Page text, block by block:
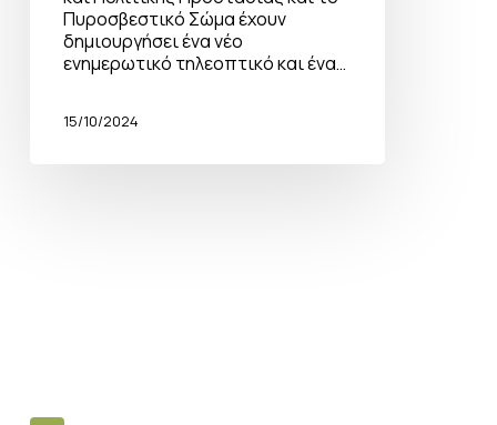
Πυροσβεστικό Σώμα έχουν
δημιουργήσει ένα νέο
ενημερωτικό τηλεοπτικό και ένα…
15/10/2024